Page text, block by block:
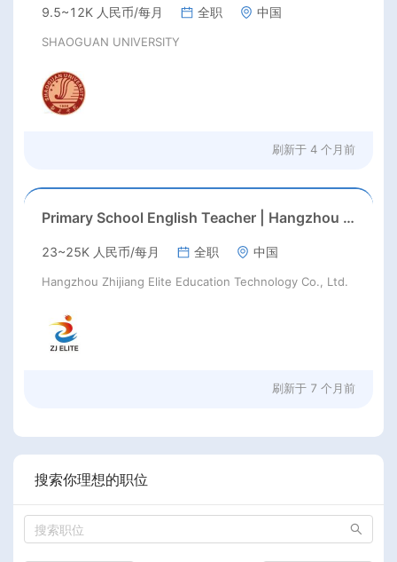
9.5~12K 人民币/每月 全职 中国
SHAOGUAN UNIVERSITY
刷新于 4 个月前
Primary School English Teacher | Hangzhou | Late Feb 2026 Start
23~25K 人民币/每月 全职 中国
Hangzhou Zhijiang Elite Education Technology Co., Ltd.
刷新于 7 个月前
搜索你理想的职位